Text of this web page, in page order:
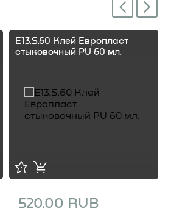
Previous
E13.S.60 Клей Европласт
стыковочный PU 60 мл.
520.00 RUB
Next